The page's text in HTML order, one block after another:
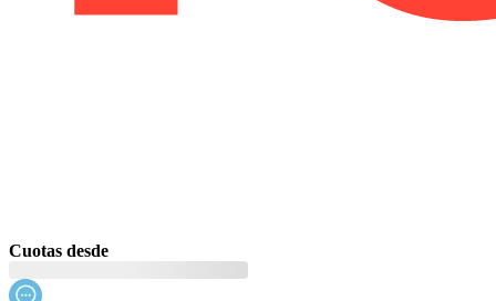
Cuotas desde